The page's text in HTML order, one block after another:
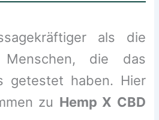
als die
die das
getestet haben. Hier
zu Hemp X CBD